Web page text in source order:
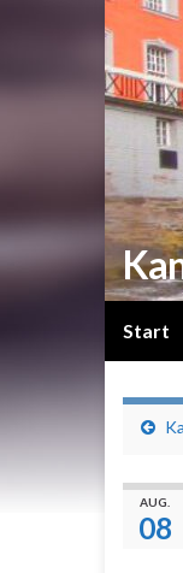
Start
AUG.
08